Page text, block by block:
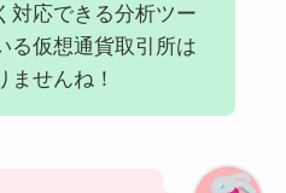
対応できる分析ツー
る仮想通貨取引所は
ませんね！